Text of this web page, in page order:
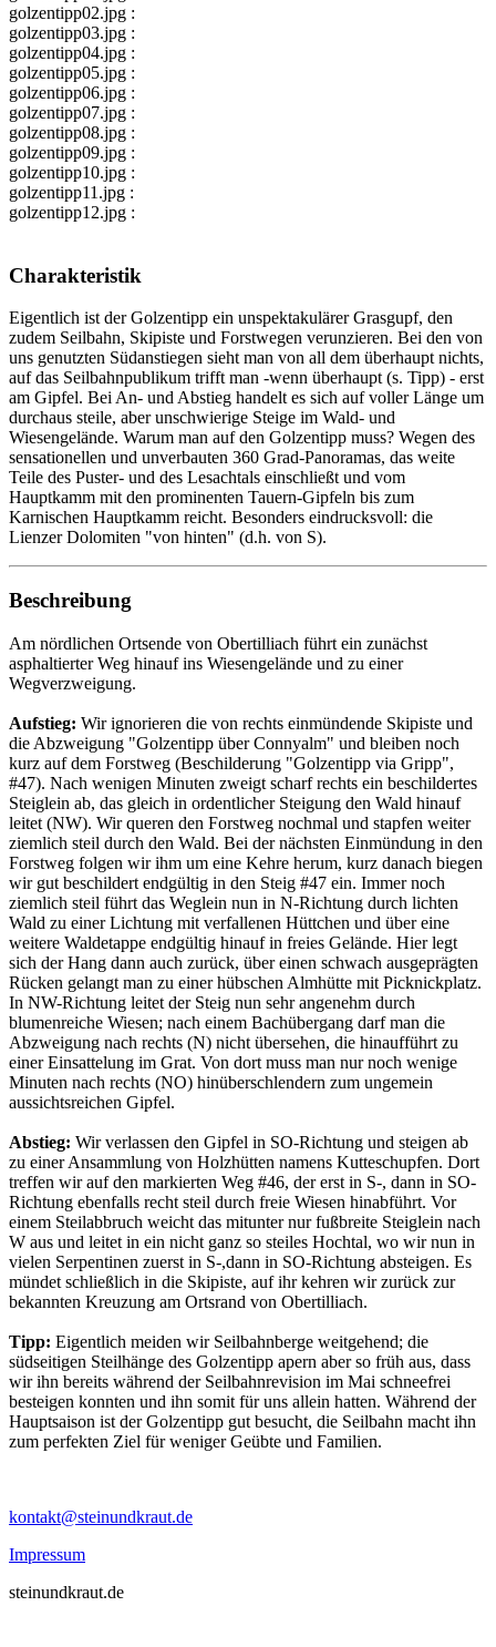
golzentipp02.jpg :
golzentipp03.jpg :
golzentipp04.jpg :
golzentipp05.jpg :
golzentipp06.jpg :
golzentipp07.jpg :
golzentipp08.jpg :
golzentipp09.jpg :
golzentipp10.jpg :
golzentipp11.jpg :
golzentipp12.jpg :
Charakteristik
Eigentlich ist der Golzentipp ein unspektakulärer Grasgupf, den
zudem Seilbahn, Skipiste und Forstwegen verunzieren. Bei den von
uns genutzten Südanstiegen sieht man von all dem überhaupt nichts,
auf das Seilbahnpublikum trifft man -wenn überhaupt (s. Tipp) - erst
am Gipfel. Bei An- und Abstieg handelt es sich auf voller Länge um
durchaus steile, aber unschwierige Steige im Wald- und
Wiesengelände. Warum man auf den Golzentipp muss? Wegen des
sensationellen und unverbauten 360 Grad-Panoramas, das weite
Teile des Puster- und des Lesachtals einschließt und vom
Hauptkamm mit den prominenten Tauern-Gipfeln bis zum
Karnischen Hauptkamm reicht. Besonders eindrucksvoll: die
Lienzer Dolomiten "von hinten" (d.h. von S).
Beschreibung
Am nördlichen Ortsende von Obertilliach führt ein zunächst
asphaltierter Weg hinauf ins Wiesengelände und zu einer
Wegverzweigung.
Aufstieg: Wir ignorieren die von rechts einmündende Skipiste und
die Abzweigung "Golzentipp über Connyalm" und bleiben noch
kurz auf dem Forstweg (Beschilderung "Golzentipp via Gripp",
#47). Nach wenigen Minuten zweigt scharf rechts ein beschildertes
Steiglein ab, das gleich in ordentlicher Steigung den Wald hinauf
leitet (NW). Wir queren den Forstweg nochmal und stapfen weiter
ziemlich steil durch den Wald. Bei der nächsten Einmündung in den
Forstweg folgen wir ihm um eine Kehre herum, kurz danach biegen
wir gut beschildert endgültig in den Steig #47 ein. Immer noch
ziemlich steil führt das Weglein nun in N-Richtung durch lichten
Wald zu einer Lichtung mit verfallenen Hüttchen und über eine
weitere Waldetappe endgültig hinauf in freies Gelände. Hier legt
sich der Hang dann auch zurück, über einen schwach ausgeprägten
Rücken gelangt man zu einer hübschen Almhütte mit Picknickplatz.
In NW-Richtung leitet der Steig nun sehr angenehm durch
blumenreiche Wiesen; nach einem Bachübergang darf man die
Abzweigung nach rechts (N) nicht übersehen, die hinaufführt zu
einer Einsattelung im Grat. Von dort muss man nur noch wenige
Minuten nach rechts (NO) hinüberschlendern zum ungemein
aussichtsreichen Gipfel.
Abstieg: Wir verlassen den Gipfel in SO-Richtung und steigen ab
zu einer Ansammlung von Holzhütten namens Kutteschupfen. Dort
treffen wir auf den markierten Weg #46, der erst in S-, dann in SO-
Richtung ebenfalls recht steil durch freie Wiesen hinabführt. Vor
einem Steilabbruch weicht das mitunter nur fußbreite Steiglein nach
W aus und leitet in ein nicht ganz so steiles Hochtal, wo wir nun in
vielen Serpentinen zuerst in S-,dann in SO-Richtung absteigen. Es
mündet schließlich in die Skipiste, auf ihr kehren wir zurück zur
bekannten Kreuzung am Ortsrand von Obertilliach.
Tipp: Eigentlich meiden wir Seilbahnberge weitgehend; die
südseitigen Steilhänge des Golzentipp apern aber so früh aus, dass
wir ihn bereits während der Seilbahnrevision im Mai schneefrei
besteigen konnten und ihn somit für uns allein hatten. Während der
Hauptsaison ist der Golzentipp gut besucht, die Seilbahn macht ihn
zum perfekten Ziel für weniger Geübte und Familien.
kontakt@steinundkraut.de
Impressum
steinundkraut.de